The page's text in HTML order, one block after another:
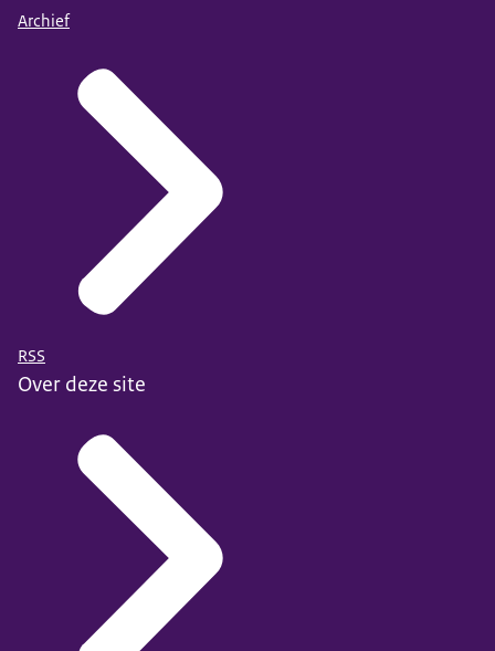
Archief
RSS
Over deze site